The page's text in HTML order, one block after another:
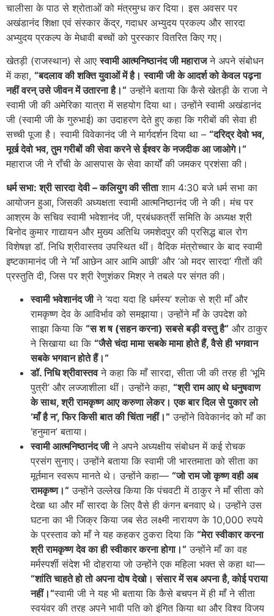
चालीसा के पाठ से श्रोताओं को मंत्रमुग्ध कर दिया। इस अवसर पर
अखंडानंद शिक्षा एवं संस्कार केंद्र, गदाधर अभ्युदय प्रकल्प और सारदा
अभ्युदय प्रकल्प के मेधावी बच्चों को पुरस्कार वितरित किए गए।
खेतड़ी (राजस्थान) से आएस्वामी आत्मनिष्ठानंद जी महाराजने अपने संबोधन
में कहा, “बदलाव की शक्ति युवाओं में है। स्वामी जी के आदर्श को केवल पढ़ना
नहीं वरन् उसे जीवन में उतारना है।“ उन्होंने बताया कि कैसे खेतड़ी के राजा ने
स्वामी जी की अमेरिका यात्रा में सहयोग दिया था। उन्होंने स्वामी अखंडानंद
जी (स्वामी जी के गुरुभाई) का उदाहरण देते हुए कहा कि गरीबों की सेवा ही
सच्ची पूजा है। स्वामी विवेकानंद जी ने मार्गदर्शन दिया था – “दरिद्र देवो भव,
मूर्ख देवो भव,तुम गरीबों की सेवा करने से ईश्वर के नजदीक आ जाओगे।“
महाराज जी ने राँची के आसपास के सेवा कार्यों की जमकर प्रशंसा की।
धर्म सभा:श्री सारदा देवी–कलियुग की सीताशाम 4:30 बजे धर्म सभा का
आयोजन हुआ, जिसकी अध्यक्षता स्वामी आत्मनिष्ठानंद जी ने की। मंच पर
आश्रम के सचिव स्वामी भवेशानंद जी, प्रबंधकर्त्री समिति के अध्यक्ष श्री
बिनोद कुमार गाद्यायन और मुख्य अतिथि जमशेदपुर की प्रसिद्ध बाल रोग
विशेषज्ञ डॉ. निधि श्रीवास्तव उपस्थित थीं। वैदिक मंत्रोच्चार के बाद स्वामी
इष्टकामानंद जी ने ‘माँ आछेन आर आमि आछी’ और ‘ओ मदर सारदा’ गीतों की
प्रस्तुति दी, जिस पर श्री रेणुशंकर मिश्र ने तबले पर संगत की।
स्वामी भवेशानंद जीने ‘यदा यदा हि धर्मस्य’ श्लोक से श्री माँ और
रामकृष्ण देव के आविर्भाव को समझाया। उन्होंने माँ के उपदेश को
साझा किया कि “स श ष(सहन करना)सबसे बड़ी वस्तु है“ और ठाकुर
ने सिखाया था कि “जैसे चंदा मामा सबके मामा होते हैं,वैसे ही भगवान
सबके भगवान होते हैं।“
डॉ.निधि श्रीवास्तवने कहा कि माँ सारदा, सीता जी की तरह ही ‘भूमि
पुत्री’ और लज्जाशीला थीं। उन्होंने कहा, “श्री राम आए थे धनुषवाण
के साथ,श्री रामकृष्ण आए करुणा लेकर। एक बार दिल से पुकार लो
‘माँ है न‘,फिर किसी बात की चिंता नहीं।“ उन्होंने विवेकानंद को माँ का
‘हनुमान’ बताया।
स्वामी आत्मनिष्ठानंद जीने अपने अध्यक्षीय संबोधन में कई रोचक
प्रसंग सुनाए। उन्होंने बताया कि स्वामी जी भारतमाता को सीता का
मूर्तमान स्वरूप मानते थे। उन्होंने कहा— “जो राम जो कृष्ण वही अब
रामकृष्ण।“ उन्होंने उल्लेख किया कि पंचवटी में ठाकुर ने माँ सीता को
देखा था और माँ सारदा के लिए वैसे ही कंगन बनवाए थे। उन्होंने उस
घटना का भी जिक्र किया जब सेठ लक्ष्मी नारायण के 10,000 रुपये
के प्रस्ताव को माँ ने यह कहकर ठुकरा दिया कि “मेरा स्वीकार करना
श्री रामकृष्ण देव का ही स्वीकार करना होगा।“ उन्होंने माँ का वह
मर्मस्पर्शी संदेश भी दोहराया जो उन्होंने एक महिला भक्त से कहा था—
“शांति चाहते हो तो अपना दोष देखो। संसार में सब अपना है,कोई पराया
नहीं।“स्वामी जी ने यह भी बताया कि कैसे बचपन में ही माँ ने सीता
स्वयंवर की तरह अपने भावी पति को इंगित किया था और विश्व विजय